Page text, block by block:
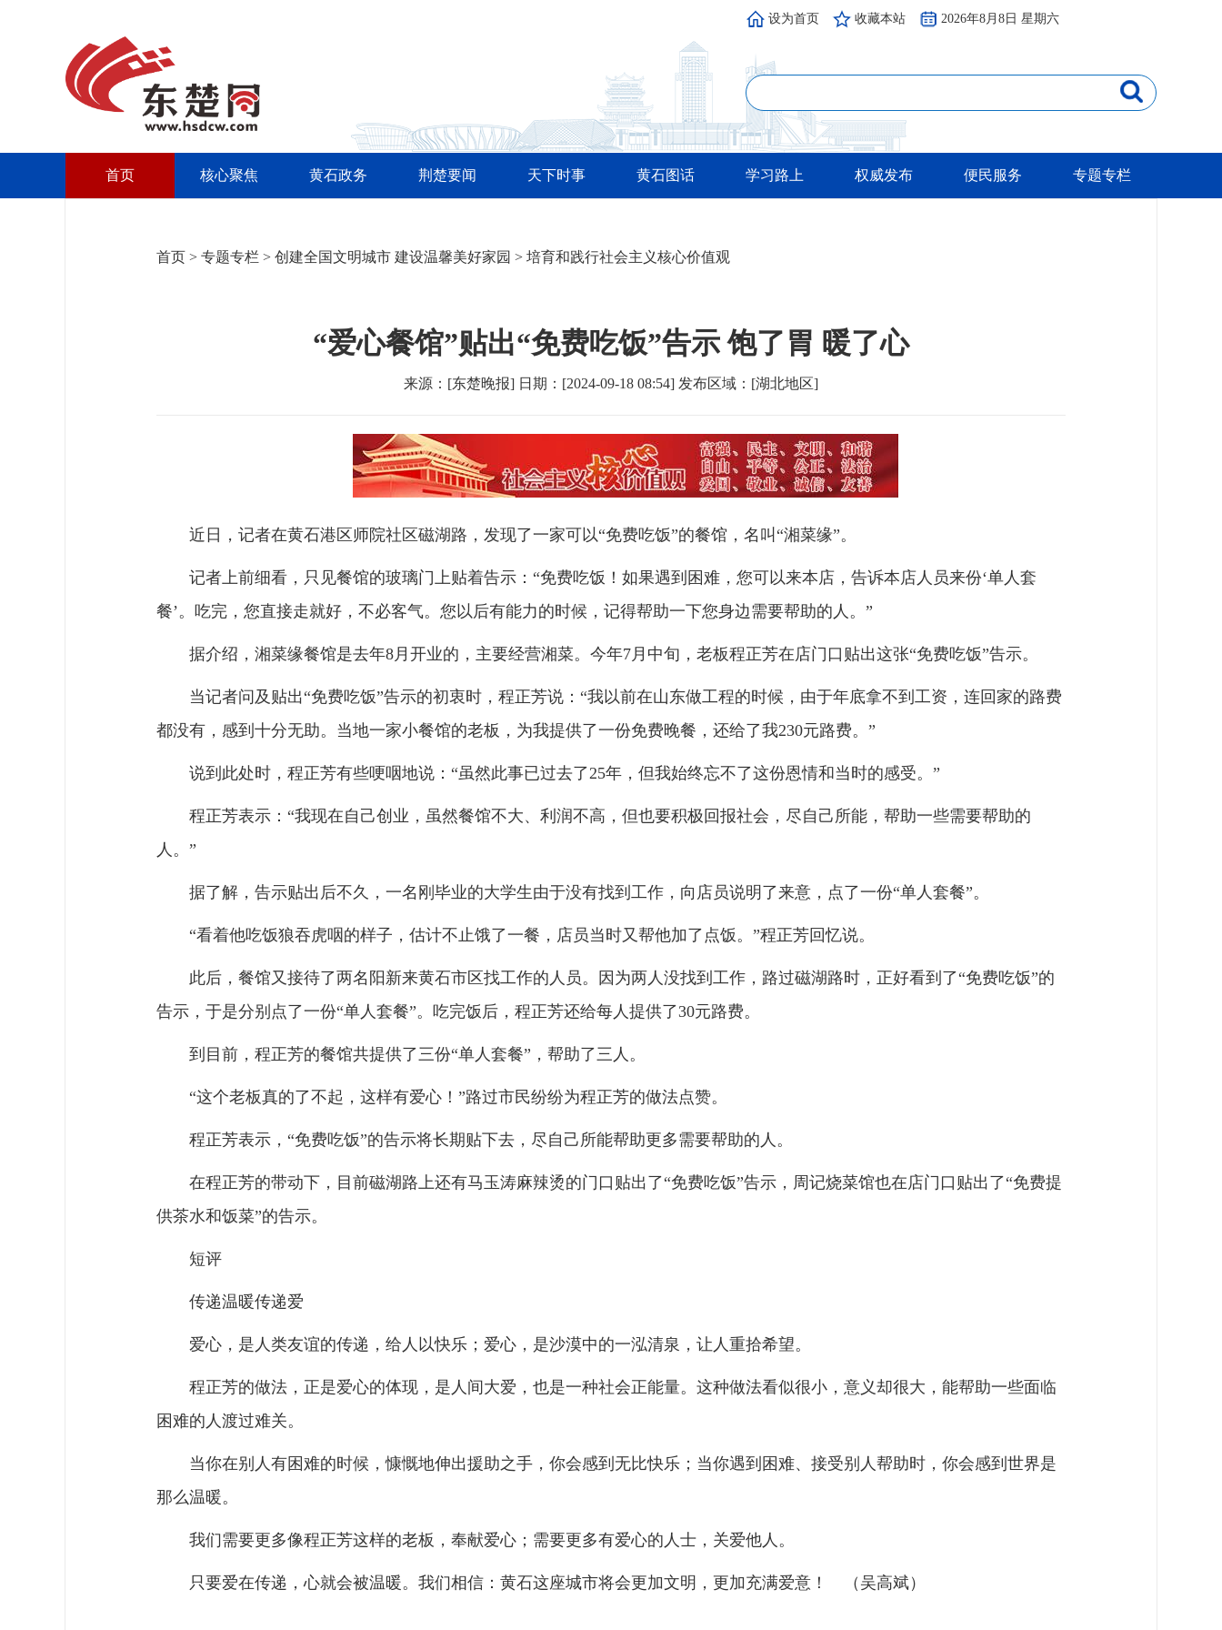
设为首页 收藏本站 2026年8月8日 星期六
首页 核心聚焦 黄石政务 荆楚要闻 天下时事 黄石图话 学习路上 权威发布 便民服务 专题专栏
首页 > 专题专栏 > 创建全国文明城市 建设温馨美好家园 > 培育和践行社会主义核心价值观
“爱心餐馆”贴出“免费吃饭”告示 饱了胃 暖了心
来源：[东楚晚报] 日期：[2024-09-18 08:54] 发布区域：[湖北地区]
近日，记者在黄石港区师院社区磁湖路，发现了一家可以“免费吃饭”的餐馆，名叫“湘菜缘”。
记者上前细看，只见餐馆的玻璃门上贴着告示：“免费吃饭！如果遇到困难，您可以来本店，告诉本店人员来份‘单人套
餐’。吃完，您直接走就好，不必客气。您以后有能力的时候，记得帮助一下您身边需要帮助的人。”
据介绍，湘菜缘餐馆是去年8月开业的，主要经营湘菜。今年7月中旬，老板程正芳在店门口贴出这张“免费吃饭”告示。
当记者问及贴出“免费吃饭”告示的初衷时，程正芳说：“我以前在山东做工程的时候，由于年底拿不到工资，连回家的路费
都没有，感到十分无助。当地一家小餐馆的老板，为我提供了一份免费晚餐，还给了我230元路费。”
说到此处时，程正芳有些哽咽地说：“虽然此事已过去了25年，但我始终忘不了这份恩情和当时的感受。”
程正芳表示：“我现在自己创业，虽然餐馆不大、利润不高，但也要积极回报社会，尽自己所能，帮助一些需要帮助的
人。”
据了解，告示贴出后不久，一名刚毕业的大学生由于没有找到工作，向店员说明了来意，点了一份“单人套餐”。
“看着他吃饭狼吞虎咽的样子，估计不止饿了一餐，店员当时又帮他加了点饭。”程正芳回忆说。
此后，餐馆又接待了两名阳新来黄石市区找工作的人员。因为两人没找到工作，路过磁湖路时，正好看到了“免费吃饭”的
告示，于是分别点了一份“单人套餐”。吃完饭后，程正芳还给每人提供了30元路费。
到目前，程正芳的餐馆共提供了三份“单人套餐”，帮助了三人。
“这个老板真的了不起，这样有爱心！”路过市民纷纷为程正芳的做法点赞。
程正芳表示，“免费吃饭”的告示将长期贴下去，尽自己所能帮助更多需要帮助的人。
在程正芳的带动下，目前磁湖路上还有马玉涛麻辣烫的门口贴出了“免费吃饭”告示，周记烧菜馆也在店门口贴出了“免费提
供茶水和饭菜”的告示。
短评
传递温暖传递爱
爱心，是人类友谊的传递，给人以快乐；爱心，是沙漠中的一泓清泉，让人重拾希望。
程正芳的做法，正是爱心的体现，是人间大爱，也是一种社会正能量。这种做法看似很小，意义却很大，能帮助一些面临
困难的人渡过难关。
当你在别人有困难的时候，慷慨地伸出援助之手，你会感到无比快乐；当你遇到困难、接受别人帮助时，你会感到世界是
那么温暖。
我们需要更多像程正芳这样的老板，奉献爱心；需要更多有爱心的人士，关爱他人。
只要爱在传递，心就会被温暖。我们相信：黄石这座城市将会更加文明，更加充满爱意！ （吴高斌）